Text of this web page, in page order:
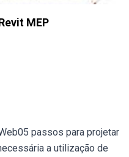
MEP
passos para projetar
a utilização de